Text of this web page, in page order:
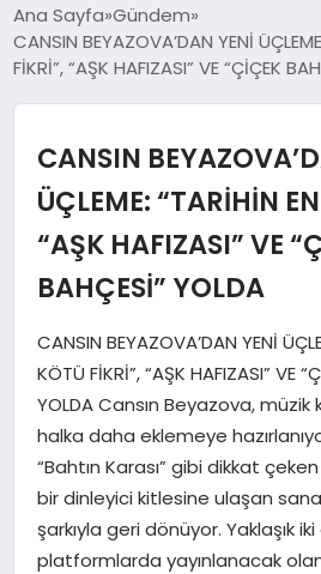
DÜNYA
EKONOMI
MAGAZIN
SIYASET
SPOR
TEKNOLOJI
YAŞAM
Ana Sayfa Gündem
CANSIN BEYAZOVA’DAN YENİ
FİKRİ”, “AŞK HAFIZASI” VE “ÇİÇEK
CANSIN
ÜÇLEME: “TARİHİN
“AŞK HAFIZASI” VE
BAHÇESİ” YOLDA
CANSIN BEYAZOVA’DAN YENİ
KÖTÜ FİKRİ”, “AŞK HAFIZASI” VE
YOLDA Cansın Beyazova,
halka daha eklemeye
“Bahtın Karası” gibi dikkat
bir dinleyici kitlesine ulaşan
şarkıyla geri dönüyor. Yaklaşık
platformlarda yayınlanacak